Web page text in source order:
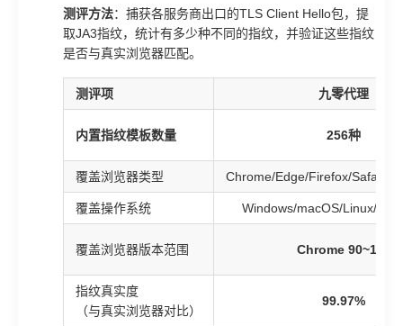
测评方法：捕获各服务商出口的TLS Client Hello包，提
取JA3指纹，统计有多少种不同的指纹，并验证这些指纹
是否与真实浏览器匹配。
测评项 九零代理
内置指纹模板数量 256种
覆盖浏览器类型 Chrome/Edge/Firefox/Safari/
覆盖操作系统 Windows/macOS/Linux/
覆盖浏览器版本范围 Chrome 90~130
指纹真实度
（与真实浏览器对比）
99.97%